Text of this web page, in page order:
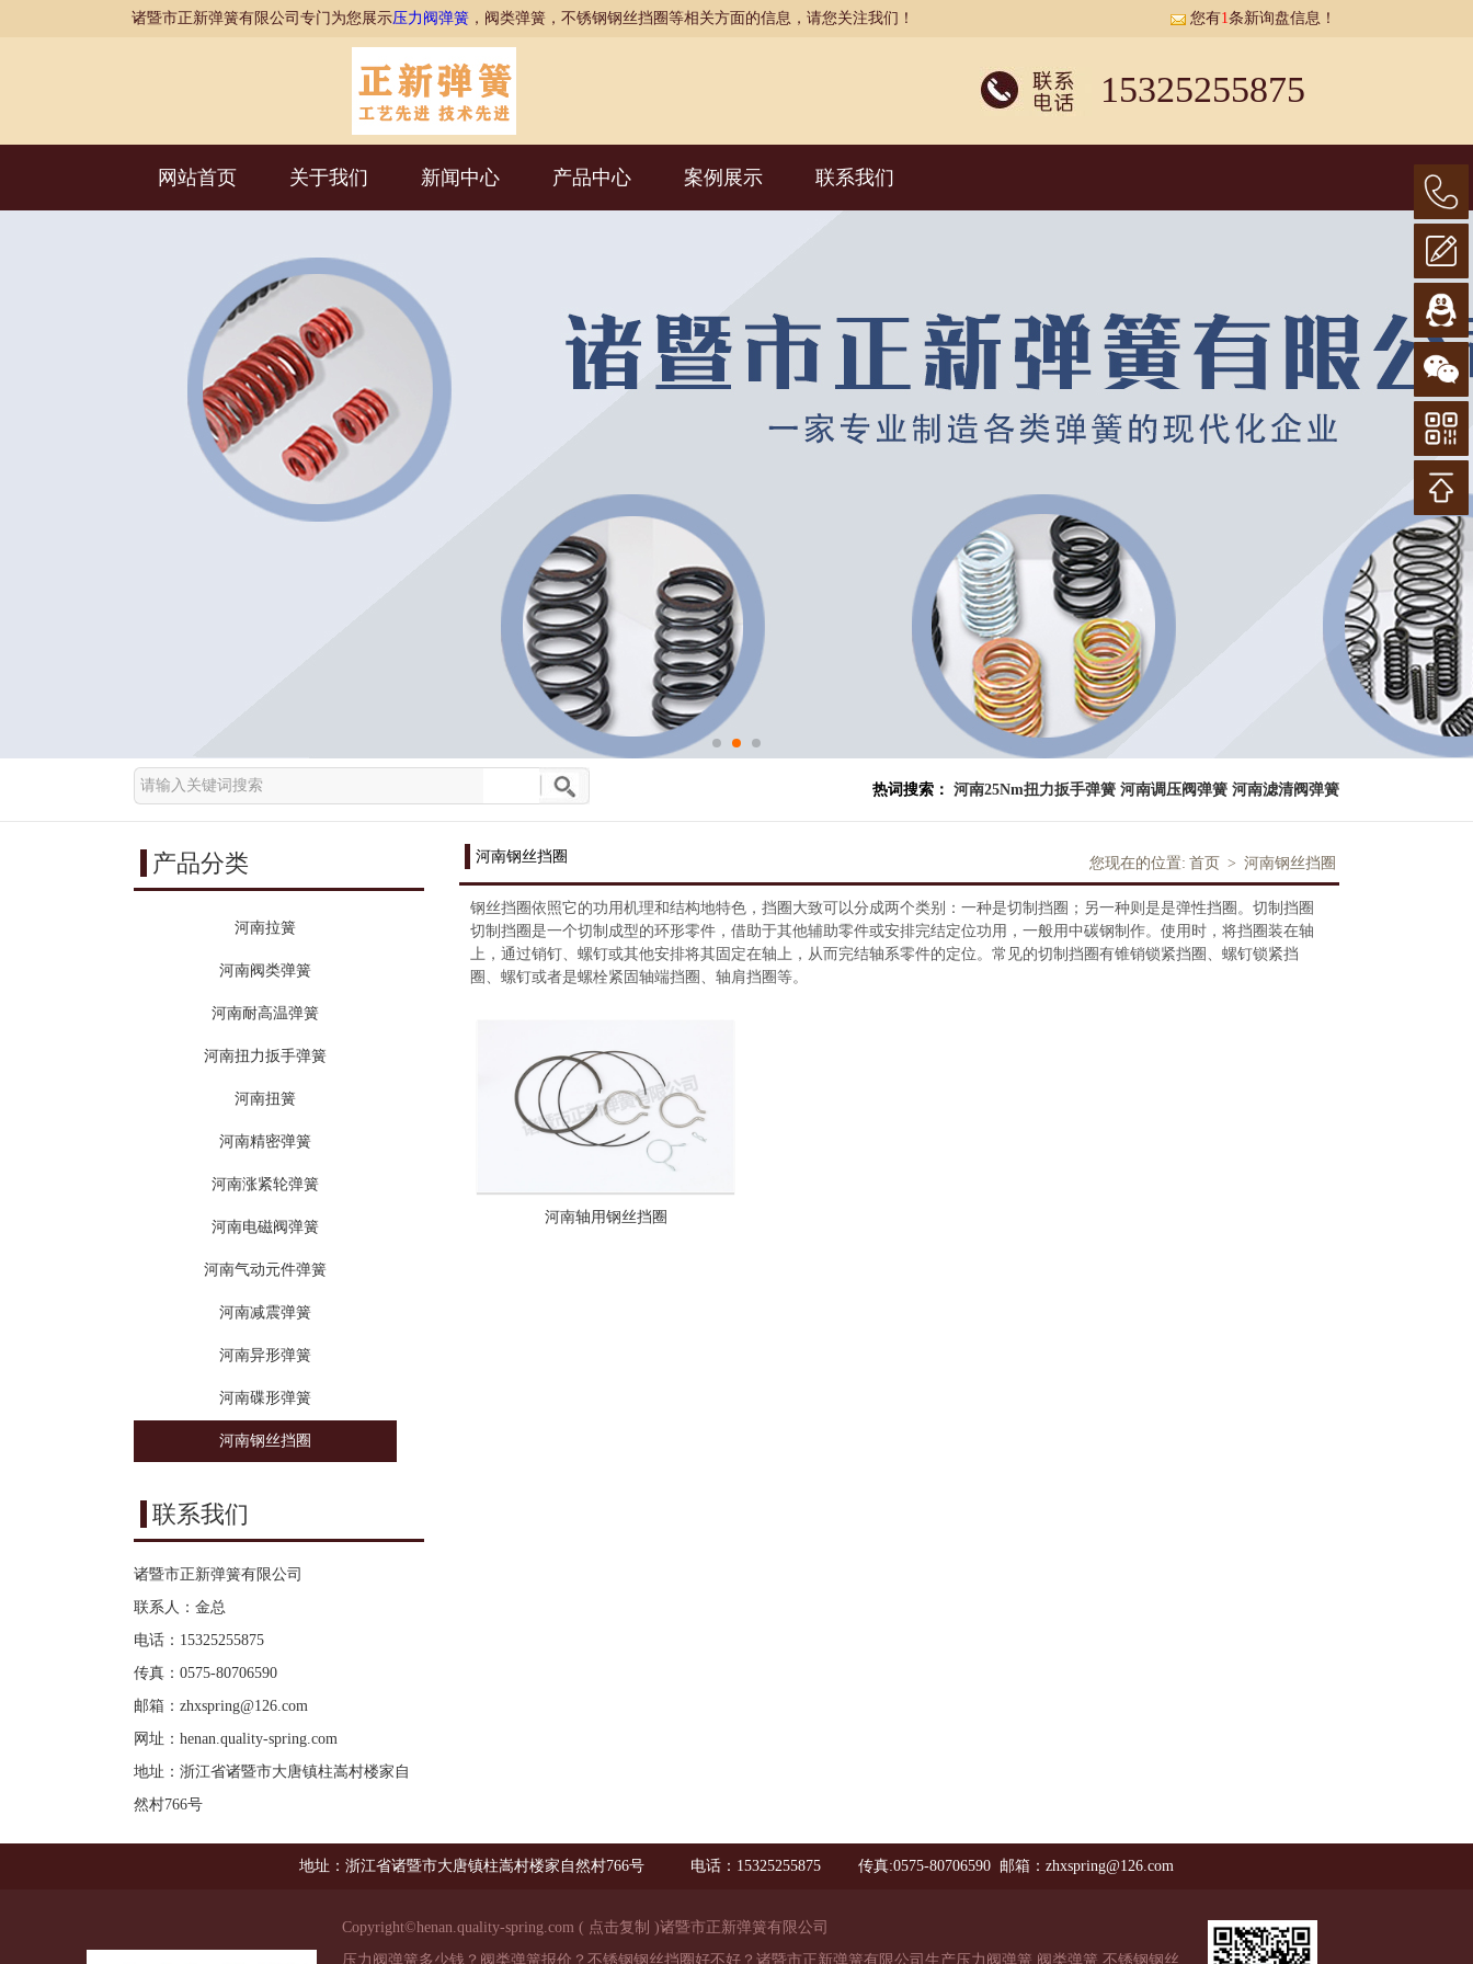
诸暨市正新弹簧有限公司专门为您展示压力阀弹簧 ，阀类弹簧，不锈钢钢丝挡圈等相关方面的信息，请您关注我们！ 您有1条新询盘信息！
15325255875
网站首页 关于我们 新闻中心 产品中心 案例展示 联系我们
热词搜索： 河南25Nm扭力扳手弹簧 河南调压阀弹簧 河南滤清阀弹簧
产品分类
河南拉簧
河南阀类弹簧
河南耐高温弹簧
河南扭力扳手弹簧
河南扭簧
河南精密弹簧
河南涨紧轮弹簧
河南电磁阀弹簧
河南气动元件弹簧
河南减震弹簧
河南异形弹簧
河南碟形弹簧
河南钢丝挡圈
联系我们
诸暨市正新弹簧有限公司
联系人：金总
电话：15325255875
传真：0575-80706590
邮箱： zhxspring@126.com
网址： henan.quality-spring.com
地址：浙江省诸暨市大唐镇柱嵩村楼家自
然村766号
河南钢丝挡圈 您现在的位置: 首页 > 河南钢丝挡圈
钢丝挡圈依照它的功用机理和结构地特色，挡圈大致可以分成两个类别：一种是切制挡圈；另一种则是是弹性挡圈。切制挡圈
切制挡圈是一个切制成型的环形零件，借助于其他辅助零件或安排完结定位功用，一般用中碳钢制作。使用时，将挡圈装在轴
上，通过销钉、螺钉或其他安排将其固定在轴上，从而完结轴系零件的定位。常见的切制挡圈有锥销锁紧挡圈、螺钉锁紧挡
圈、螺钉或者是螺栓紧固轴端挡圈、轴肩挡圈等。
河南轴用钢丝挡圈
地址：浙江省诸暨市大唐镇柱嵩村楼家自然村766号 电话：15325255875 传真:0575-80706590 邮箱：zhxspring@126.com
Copyright©henan.quality-spring.com ( 点击复制 )诸暨市正新弹簧有限公司
压力阀弹簧多少钱？阀类弹簧报价？不锈钢钢丝挡圈好不好？诸暨市正新弹簧有限公司生产压力阀弹簧,阀类弹簧,不锈钢钢丝